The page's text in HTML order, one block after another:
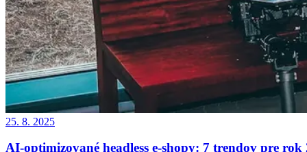
25. 8. 2025
AI-optimizované headless e-shopy: 7 trendov pre rok